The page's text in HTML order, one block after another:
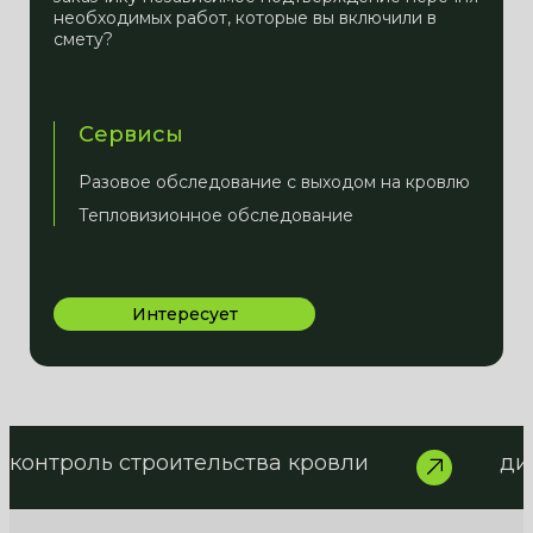
необходимых работ, которые вы включили в
смету?
Сервисы
Разовое обследование с выходом на кровлю
Тепловизионное обследование
Интересует
контроль строительства кровли